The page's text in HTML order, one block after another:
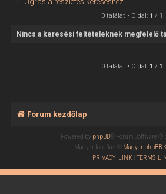
0 találat • Oldal: 1 / 1
Nincs a keresési feltételeknek megfelelő
0 találat • Oldal: 1 / 1
Fórum kezdőlap
Powered by phpBB® Forum Software ©
Magyar fordítás ©
Magyar phpBB
PRIVACY_LINK|